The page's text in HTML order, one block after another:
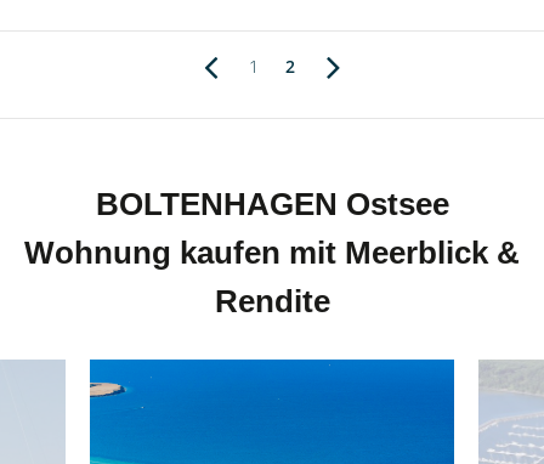
1 2
BOLTENHAGEN Ostsee
Wohnung kaufen mit Meerblick &
Rendite